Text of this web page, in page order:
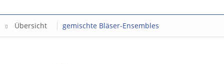
Übersicht gemischte Bläser-Ensembles